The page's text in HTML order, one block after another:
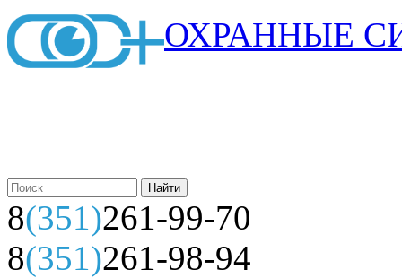
ОХРАННЫЕ
8(351)261-99-70
8(351)261-98-94